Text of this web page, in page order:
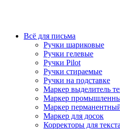
Всё для письма
Ручки шариковые
Ручки гелевые
Ручки Pilot
Ручки стираемые
Ручки на подставке
Маркер выделитель
Маркер
Маркер
Маркер для досок
Корректоры для текста